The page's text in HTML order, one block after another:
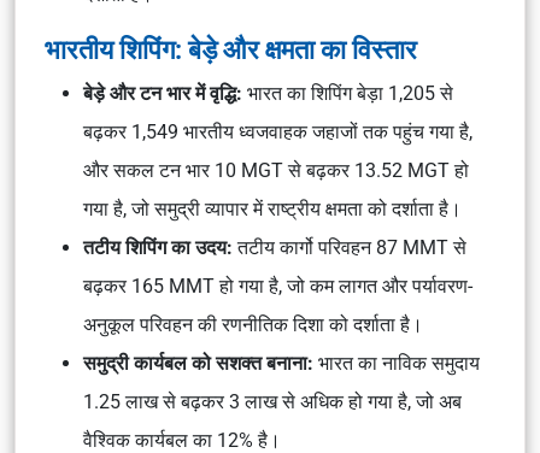
भारतीय शिपिंग: बेड़े और क्षमता का विस्तार
बेड़े और टन भार में वृद्धि: भारत का शिपिंग बेड़ा 1,205 से
बढ़कर 1,549 भारतीय ध्वजवाहक जहाजों तक पहुंच गया है,
और सकल टन भार 10 MGT से बढ़कर 13.52 MGT हो
गया है, जो समुद्री व्यापार में राष्ट्रीय क्षमता को दर्शाता है।
तटीय शिपिंग का उदय: तटीय कार्गो परिवहन 87 MMT से
बढ़कर 165 MMT हो गया है, जो कम लागत और पर्यावरण-
अनुकूल परिवहन की रणनीतिक दिशा को दर्शाता है।
समुद्री कार्यबल को सशक्त बनाना: भारत का नाविक समुदाय
1.25 लाख से बढ़कर 3 लाख से अधिक हो गया है, जो अब
वैश्विक कार्यबल का 12% है।